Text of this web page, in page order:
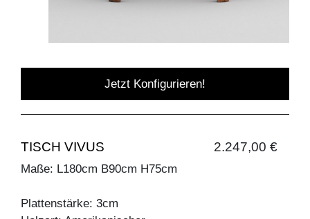
Jetzt Konfigurieren!
TISCH VIVUS 2.247,00 €
Maße: L180cm B90cm H75cm
Plattenstärke: 3cm